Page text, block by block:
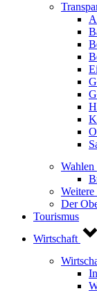
Wahlen
Der
Tourismus
Wirtschaft